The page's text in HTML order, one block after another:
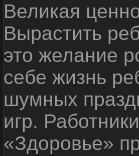
Великая
Вырастить
это желание
себе жизнь
шумных
игр.
«Здоровье»